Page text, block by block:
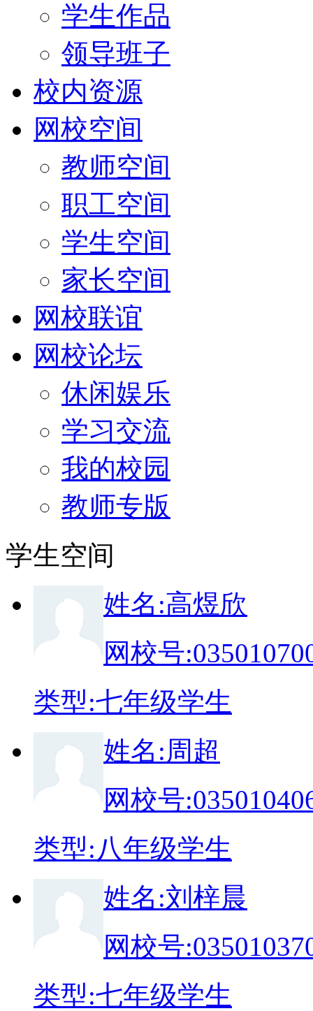
学生作品
领导班子
校内资源
网校空间
教师空间
职工空间
学生空间
家长空间
网校联谊
网校论坛
休闲娱乐
学习交流
我的校园
教师专版
学生空间
姓名:高煜欣
网校号:
类型:七年级学生
姓名:周超
网校号:
类型:八年级学生
姓名:刘梓晨
网校号:
类型:七年级学生